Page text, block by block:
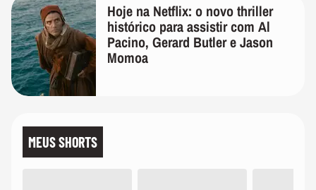
Hoje na Netflix: o novo thriller
histórico para assistir com Al
Pacino, Gerard Butler e Jason
Momoa
MEUS SHORTS